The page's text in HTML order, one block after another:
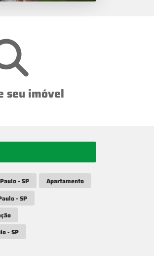
seu imóvel
- SP
Apartamento
- SP
- SP